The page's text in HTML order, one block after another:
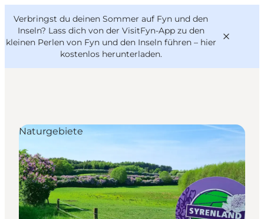
Verbringst du deinen Sommer auf Fyn und den
Inseln? Lass dich von der VisitFyn-App zu den
kleinen Perlen von Fyn und den Inseln führen – hier
kostenlos herunterladen.
Reise Ideen
Outdoor & bike
Essen & trinken
Übernachtung
VisitFyn
Deutsch
Naturgebiete